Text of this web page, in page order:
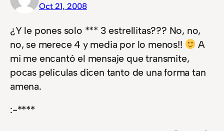
Oct 21, 2008
¿Y le pones solo *** 3 estrellitas??? No, no,
no, se merece 4 y media por lo menos!!
A
mi me encantó el mensaje que transmite,
pocas películas dicen tanto de una forma tan
amena.
:-****